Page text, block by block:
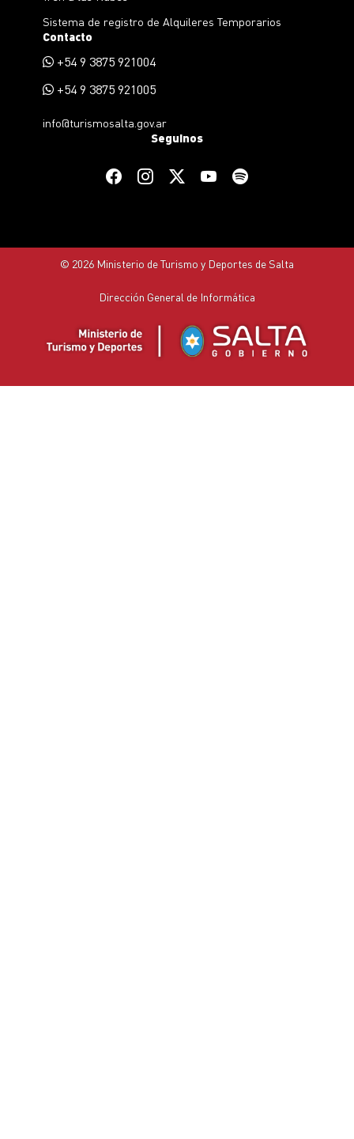
Sistema de registro de Alquileres Temporarios
Contacto
+54 9 3875 921004
+54 9 3875 921005
info@turismosalta.gov.ar
Seguinos
© 2026 Ministerio de Turismo y Deportes de Salta
Dirección General de Informática